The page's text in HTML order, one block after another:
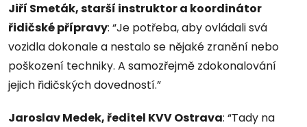
Jiří Smeták, starší instruktor a koordinátor
řidičské přípravy: “Je potřeba, aby ovládali svá
vozidla dokonale a nestalo se nějaké zranění nebo
poškození techniky. A samozřejmě zdokonalování
jejich řidičských dovedností.”
Jaroslav Medek, ředitel KVV Ostrava: “Tady na